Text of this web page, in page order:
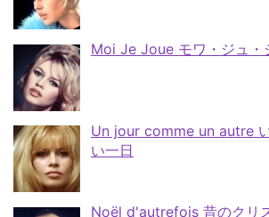
Moi Je Joue モワ・ジュ・
Un jour comme un autre
い一日
Noël d'autrefois 昔のクリ